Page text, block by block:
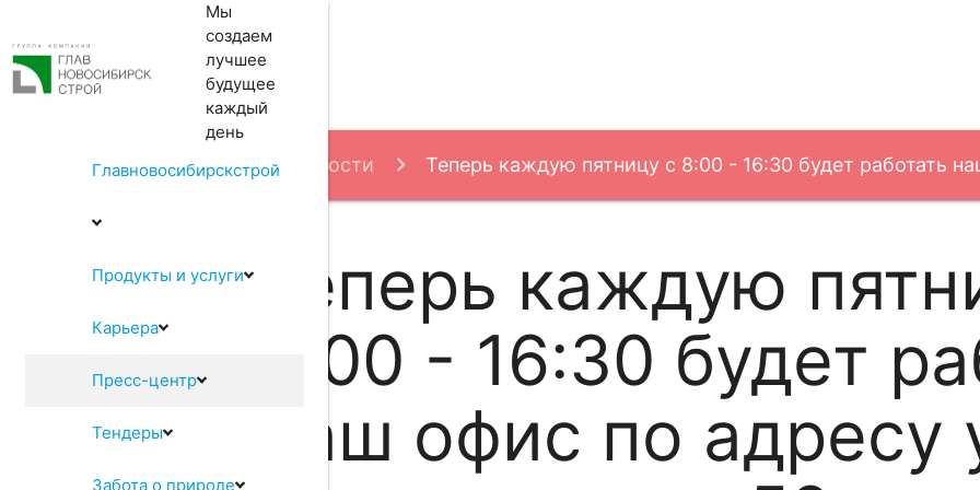
Мы
создаем
лучшее
будущее
каждый
день
Главновосибирскстрой
Продукты и услуги
Карьера
Пресс-центр
Тендеры
Забота о природе
Пресс-центр Новости Теперь каждую пятницу с 8:00 - 16:30 будет работать
Теперь каждую
8:00 - 16:30 будет
наш офис по адресу